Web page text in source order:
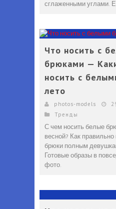
сглаженными углами.
Что носить с
брюками —
носить с
лето
photos-models
Тренды
С чем носить белые
весной? Как
брюки полным
Готовые образы в
фото.